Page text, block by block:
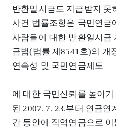
반환일시금도 지급받지 못
사건 법률조항은 국민연금
사람들에 대한 반환일시금
금법(법률 제8541호)의 개
연속성 및 국민연금제도
에 대한 국민신뢰를 높이
된 2007. 7. 23.부터 연금
간 동안에 직역연금으로